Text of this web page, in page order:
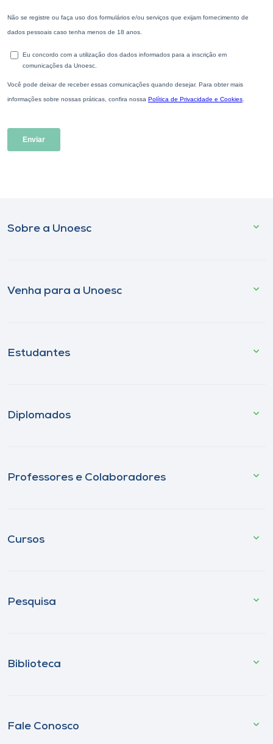
Sobre a Unoesc
Venha para a Unoesc
Estudantes
Diplomados
Professores e Colaboradores
Cursos
Pesquisa
Biblioteca
Fale Conosco